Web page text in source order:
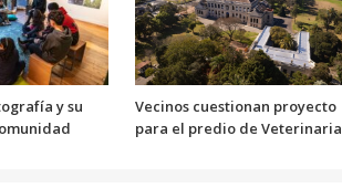
y su
Vecinos cuestionan proyecto
para el predio de Veterinaria